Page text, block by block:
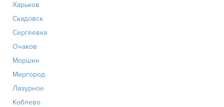
Харьков
Скадовск
Сергеевка
Очаков
Моршин
Миргород
Лазурное
Коблево